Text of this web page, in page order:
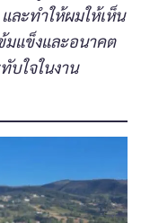
ะทำให้ผมให้เห็น
มแข็งและอนาคต
บใจในงาน